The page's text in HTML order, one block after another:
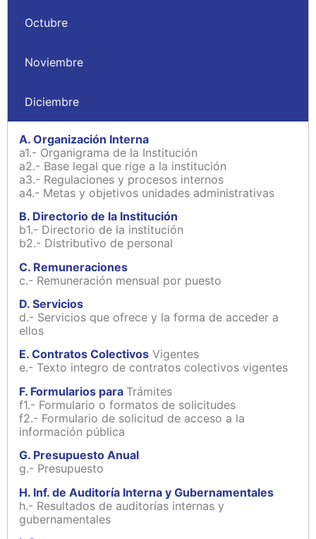
Octubre
Noviembre
Diciembre
A. Organización Interna
a1.- Organigrama de la Institución
a2.- Base legal que rige a la institución
a3.- Regulaciones y procesos internos
a4.- Metas y objetivos unidades administrativas
B. Directorio de la Institución
b1.- Directorio de la institución
b2.- Distributivo de personal
C. Remuneraciones
c.- Remuneración mensual por puesto
D. Servicios
d.- Servicios que ofrece y la forma de acceder a
ellos
E. Contratos Colectivos Vigentes
e.- Texto integro de contratos colectivos vigentes
F. Formularios para Trámites
f1.- Formulario o formatos de solicitudes
f2.- Formulario de solicitud de acceso a la
información pública
G. Presupuesto Anual
g.- Presupuesto
H. Inf. de Auditoría Interna y Gubernamentales
h.- Resultados de auditorías internas y
gubernamentales